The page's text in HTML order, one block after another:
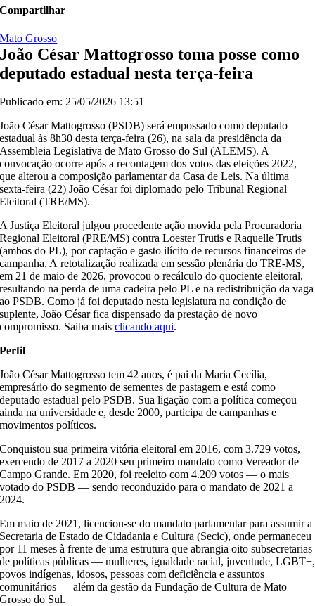
Compartilhar
Mato Grosso
João César Mattogrosso toma posse como
deputado estadual nesta terça-feira
Publicado em: 25/05/2026 13:51
João César Mattogrosso (PSDB) será empossado como deputado
estadual às 8h30 desta terça-feira (26), na sala da presidência da
Assembleia Legislativa de Mato Grosso do Sul (ALEMS). A
convocação ocorre após a recontagem dos votos das eleições 2022,
que alterou a composição parlamentar da Casa de Leis. Na última
sexta-feira (22) João César foi diplomado pelo Tribunal Regional
Eleitoral (TRE/MS).
A Justiça Eleitoral julgou procedente ação movida pela Procuradoria
Regional Eleitoral (PRE/MS) contra Loester Trutis e Raquelle Trutis
(ambos do PL), por captação e gasto ilícito de recursos financeiros de
campanha. A retotalização realizada em sessão plenária do TRE-MS,
em 21 de maio de 2026, provocou o recálculo do quociente eleitoral,
resultando na perda de uma cadeira pelo PL e na redistribuição da vaga
ao PSDB. Como já foi deputado nesta legislatura na condição de
suplente, João César fica dispensado da prestação de novo
compromisso. Saiba maisclicando aqui.
Perfil
João César Mattogrosso tem 42 anos, é pai da Maria Cecília,
empresário do segmento de sementes de pastagem e está como
deputado estadual pelo PSDB. Sua ligação com a política começou
ainda na universidade e, desde 2000, participa de campanhas e
movimentos políticos.
Conquistou sua primeira vitória eleitoral em 2016, com 3.729 votos,
exercendo de 2017 a 2020 seu primeiro mandato como Vereador de
Campo Grande. Em 2020, foi reeleito com 4.209 votos — o mais
votado do PSDB — sendo reconduzido para o mandato de 2021 a
2024.
Em maio de 2021, licenciou-se do mandato parlamentar para assumir a
Secretaria de Estado de Cidadania e Cultura (Secic), onde permaneceu
por 11 meses à frente de uma estrutura que abrangia oito subsecretarias
de políticas públicas — mulheres, igualdade racial, juventude, LGBT+,
povos indígenas, idosos, pessoas com deficiência e assuntos
comunitários — além da gestão da Fundação de Cultura de Mato
Grosso do Sul.